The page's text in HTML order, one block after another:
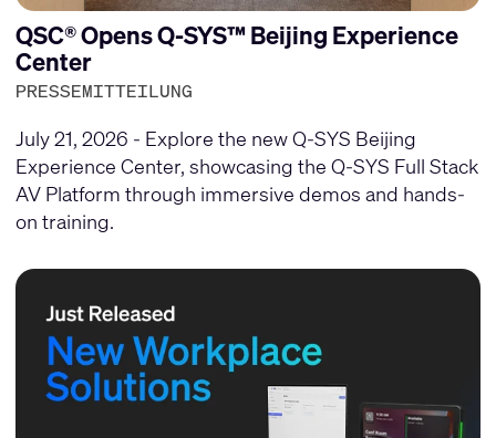
QSC® Opens Q-SYS™ Beijing Experience
Center
PRESSEMITTEILUNG
July 21, 2026 - Explore the new Q-SYS Beijing
Experience Center, showcasing the Q-SYS Full Stack
AV Platform through immersive demos and hands-
on training.